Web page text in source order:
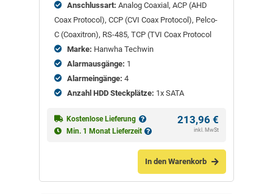
Anschlussart: Analog Coaxial, ACP (AHD
Coax Protocol), CCP (CVI Coax Protocol), Pelco-
C (Coaxitron), RS-485, TCP (TVI Coax Protocol
Marke: Hanwha Techwin
Alarmausgänge: 1
Alarmeingänge: 4
Anzahl HDD Steckplätze: 1x SATA
Kostenlose Lieferung
Min. 1 Monat Lieferzeit
213,96 €
inkl. MwSt
In den Warenkorb